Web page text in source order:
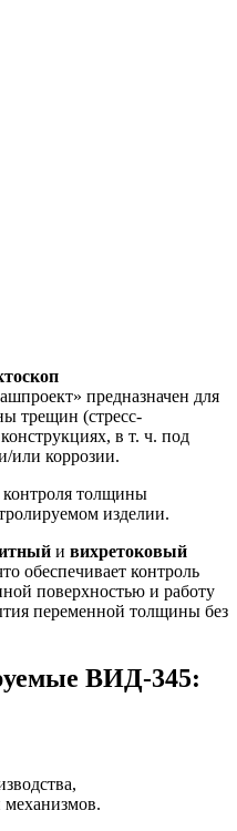
предназначен для
трещин (стресс-
в т. ч. под
или коррозии.
контроля толщины
изделии.
и вихретоковый
обеспечивает контроль
поверхностью и работу
переменной толщины без
ВИД-345: